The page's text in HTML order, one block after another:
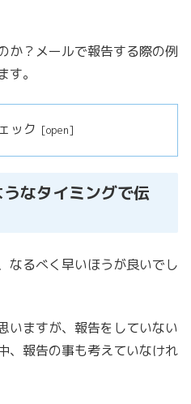
か？メールで報告する際の例
す。
ック
なタイミングで伝
なるべく早いほうが良いでし
いますが、報告をしていない
、報告の事も考えていなけれ